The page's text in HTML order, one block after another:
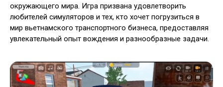
окружающего мира. Игра призвана удовлетворить
любителей симуляторов и тех, кто хочет погрузиться в
мир вьетнамского транспортного бизнеса, предоставляя
увлекательный опыт вождения и разнообразные задачи.